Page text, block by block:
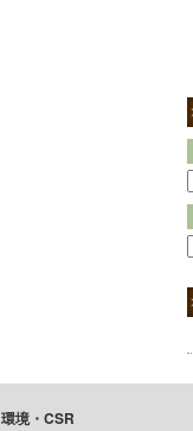
環境・CSR